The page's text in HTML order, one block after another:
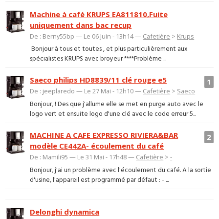
Machine à café KRUPS EA811810,Fuite
uniquement dans bac recup
De : Berny55bp — Le 06 Juin - 13h14 — Cafetière > Krups
‌ Bonjour à tous et toutes , et plus particulièrement aux
spécialistes KRUPS avec broyeur ****Problème ...
1
Saeco philips HD8839/11 clé rouge e5
De : jeeplaredo — Le 27 Mai - 12h10 — Cafetière > Saeco
Bonjour, ! Des que j'allume elle se met en purge auto avec le
logo vert et ensuite logo d'une clé avec le code erreur 5...
2
MACHINE A CAFE EXPRESSO RIVIERA&BAR
modèle CE442A- écoulement du café
De : Mamili95 — Le 31 Mai - 17h48 — Cafetière >-
Bonjour, j'ai un problème avec l'écoulement du café. A la sortie
d'usine, l'appareil est programmé par défaut : - ...
Delonghi dynamica